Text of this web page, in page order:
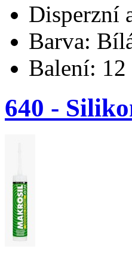
Disperzní
Barva:
Balení: 12
640 -